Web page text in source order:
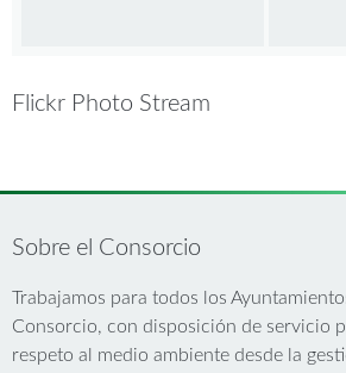
Flickr Photo Stream
Sobre el Consorcio
Trabajamos para todos los
Consorcio, con disposición de servicio
respeto al medio ambiente desde la